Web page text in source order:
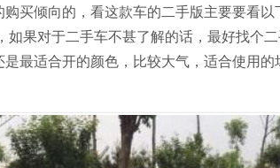
买倾向的，看这款车的二手版主要要看
如果对于二手车不甚了解的话，最好找个
最适合开的颜色，比较大气，适合使用